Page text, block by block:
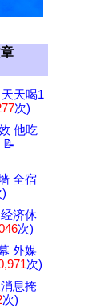
天喝1
次)
他吃
📝
全宿
)
济休
次)
外媒
次)
息掩
次)